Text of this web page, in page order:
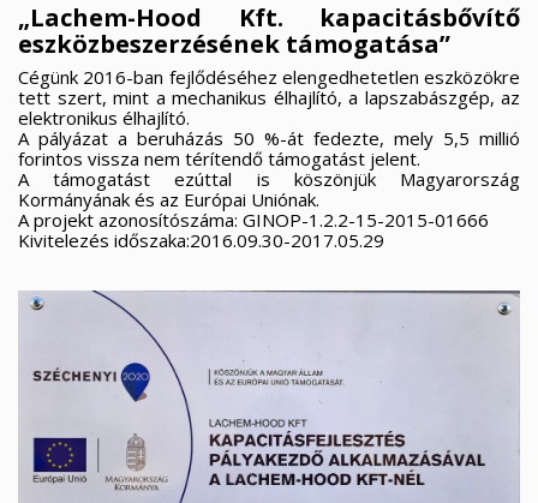
„Lachem-Hood Kft. kapacitásbővítő
eszközbeszerzésének támogatása”
Cégünk 2016-ban fejlődéséhez elengedhetetlen eszközökre
tett szert, mint a mechanikus élhajlító, a lapszabászgép, az
elektronikus élhajlító.
A pályázat a beruházás 50 %-át fedezte, mely 5,5 millió
forintos vissza nem térítendő támogatást jelent.
A támogatást ezúttal is köszönjük Magyarország
Kormányának és az Európai Uniónak.
A projekt azonosítószáma: GINOP-1.2.2-15-2015-01666
Kivitelezés időszaka:2016.09.30-2017.05.29
add_circle_outline Új lista létrehozása
((cancelText)) ((modalDeleteText))
Mégsem Kívánságlista létrehozása
Bejelentkezés